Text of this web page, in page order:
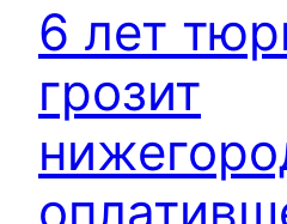
6 лет
грозит